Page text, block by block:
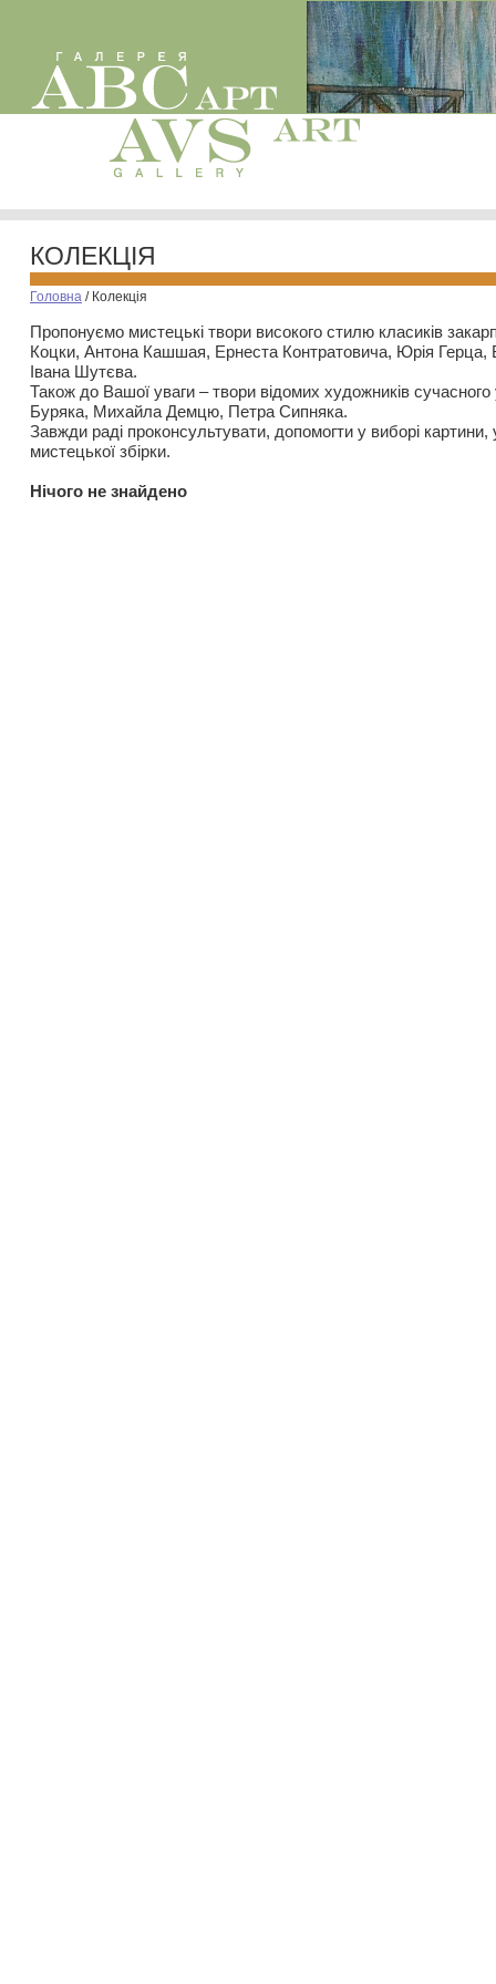
КОЛЕКЦІЯ
Головна / Колекція
Пропонуємо мистецькі твори високого стилю класиків
Коцки, Антона Кашшая, Ернеста Контратовича, Юрія
Івана Шутєва.
Також до Вашої уваги – твори відомих художників
Буряка, Михайла Демцю, Петра Сипняка.
Завжди раді проконсультувати, допомогти у виборі картини,
мистецької збірки.
Нiчого не знайдено